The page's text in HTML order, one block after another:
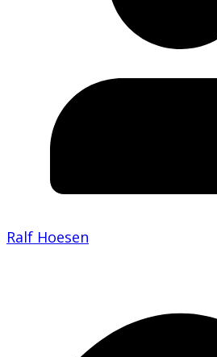
Ralf Hoesen